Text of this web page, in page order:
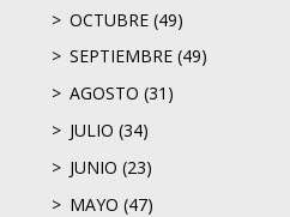
OCTUBRE (49)
SEPTIEMBRE (49)
AGOSTO (31)
JULIO (34)
JUNIO (23)
MAYO (47)